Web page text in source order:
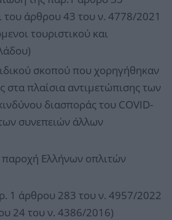
του άρθρου 43 του ν. 4778/2021
τουριστικού και
σκοπού που χορηγήθηκαν
στα πλαίσια αντιμετώπισης των
διασποράς του COVID-
συνεπειών άλλων
παροχή Ελλήνων οπλιτών
1 άρθρου 283 του ν. 4957/2022
24 του ν. 4386/2016)